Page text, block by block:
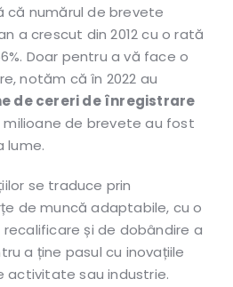
că numărul de brevete
a crescut din 2012 cu o rată
Doar pentru a vă face o
notăm că în 2022 au
de cereri de înregistrare
milioane de brevete au fost
lume.
se traduce prin
de muncă adaptabile, cu o
și de dobândire a
a ține pasul cu inovațiile
activitate sau industrie.